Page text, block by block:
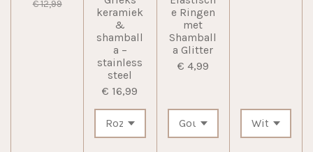
€ 12,99
keramiek
&
shamball
a –
stainless
steel
€ 16,99
e Ringen
met
Shamball
a Glitter
€ 4,99